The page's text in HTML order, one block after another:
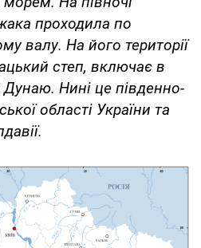
проходила по
валу. На його території
степ, включає в
Дунаю. Нині це південно-
області України та